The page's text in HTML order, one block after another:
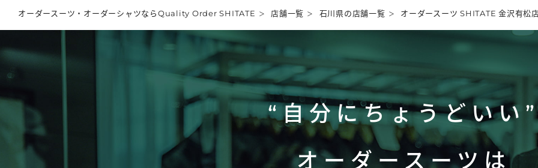
オーダースーツ・オーダーシャツならQuality Order SHITATE 店舗一覧 石川県の店舗一覧 オーダースーツ SHITATE 金沢有松
“自分にちょうどいい
オーダースーツは